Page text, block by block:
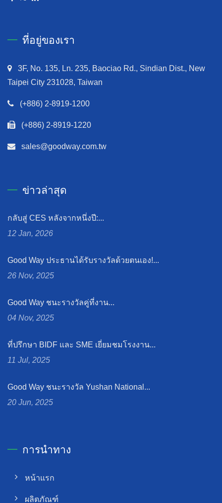
ที่อยู่ของเรา
3F, No. 135, Ln. 235, Baociao Rd., Sindian Dist., New
Taipei City 231028, Taiwan
(+886) 2-8919-1200
(+886) 2-8919-1220
sales@goodway.com.tw
ข่าวล่าสุด
กลับสู่ CES หลังจากหนึ่งปี:...
12 Jan, 2026
Good Way ประธานได้รับรางวัลด้วยตนเอง!...
26 Nov, 2025
Good Way ชนะรางวัลคู่ที่งาน...
04 Nov, 2025
ที่ปรึกษา BIDF และ SME เยี่ยมชมโรงงาน...
11 Jul, 2025
Good Way ชนะรางวัล Yushan National...
20 Jun, 2025
การนำทาง
หน้าแรก
ผลิตภัณฑ์